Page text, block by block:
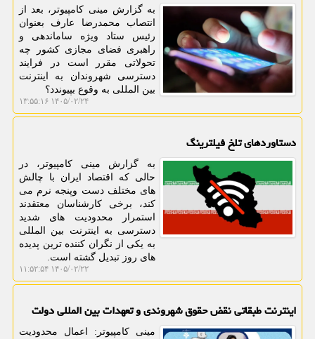
به گزارش مینی کامپیوتر، بعد از
انتصاب محمدرضا عارف بعنوان
رئیس ستاد ویژه ساماندهی و
راهبری فضای مجازی کشور چه
تحولاتی مقرر است در فرایند
دسترسی شهروندان به اینترنت
بین المللی به وقوع بپیوندد؟
۱۴۰۵/۰۲/۲۴ ۱۳:۵۵:۱۶
دستاوردهای تلخ فیلترینگ
به گزارش مینی کامپیوتر، در
حالی که اقتصاد ایران با چالش
های مختلف دست وپنجه نرم می
کند، برخی کارشناسان معتقدند
استمرار محدودیت های شدید
دسترسی به اینترنت بین المللی
به یکی از نگران کننده ترین پدیده
های روز تبدیل گشته است.
۱۴۰۵/۰۲/۲۲ ۱۱:۵۲:۵۴
اینترنت طبقاتی نقض حقوق شهروندی و تعهدات بین المللی دولت
مینی کامپیوتر: اعمال محدودیت